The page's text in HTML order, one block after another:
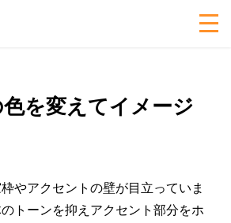
を変えてイメージ
やアクセントの壁が目立っていま
トーンを抑えアクセント部分をホ